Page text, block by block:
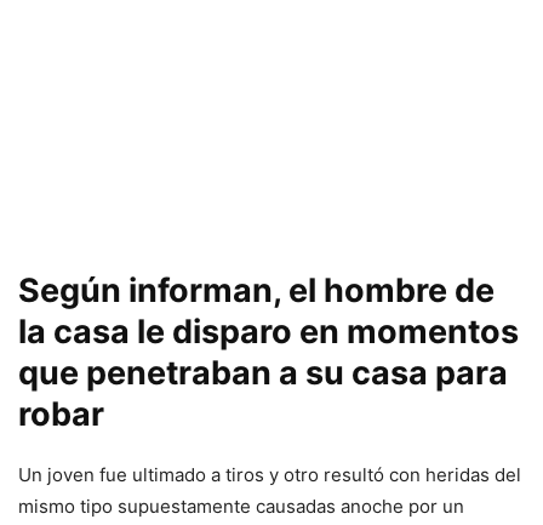
Según informan, el hombre de
la casa le disparo en momentos
que penetraban a su casa para
robar
Un joven fue ultimado a tiros y otro resultó con heridas del
mismo tipo supuestamente causadas anoche por un